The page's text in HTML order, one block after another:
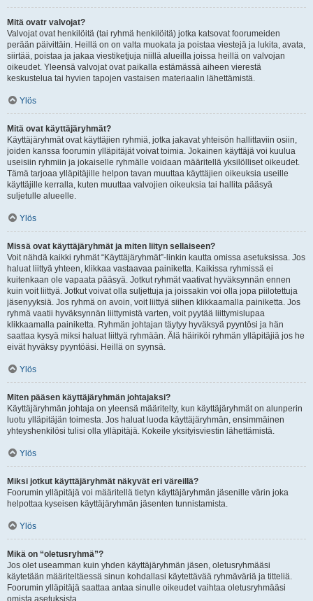
Mitä ovatr valvojat?
Valvojat ovat henkilöitä (tai ryhmä henkilöitä) jotka katsovat foorumeiden
perään päivittäin. Heillä on on valta muokata ja poistaa viestejä ja lukita, avata,
siirtää, poistaa ja jakaa viestiketjuja niillä alueilla joissa heillä on valvojan
oikeudet. Yleensä valvojat ovat paikalla estämässä aiheen vierestä
keskustelua tai hyvien tapojen vastaisen materiaalin lähettämistä.
Ylös
Mitä ovat käyttäjäryhmät?
Käyttäjäryhmät ovat käyttäjien ryhmiä, jotka jakavat yhteisön hallittaviin osiin,
joiden kanssa foorumin ylläpitäjät voivat toimia. Jokainen käyttäjä voi kuulua
useisiin ryhmiin ja jokaiselle ryhmälle voidaan määritellä yksilölliset oikeudet.
Tämä tarjoaa ylläpitäjille helpon tavan muuttaa käyttäjien oikeuksia useille
käyttäjille kerralla, kuten muuttaa valvojien oikeuksia tai hallita pääsyä
suljetulle alueelle.
Ylös
Missä ovat käyttäjäryhmät ja miten liityn sellaiseen?
Voit nähdä kaikki ryhmät “Käyttäjäryhmät”-linkin kautta omissa asetuksissa. Jos
haluat liittyä yhteen, klikkaa vastaavaa painiketta. Kaikissa ryhmissä ei
kuitenkaan ole vapaata pääsyä. Jotkut ryhmät vaativat hyväksynnän ennen
kuin voit liittyä. Jotkut voivat olla suljettuja ja joissakin voi olla jopa piilotettuja
jäsenyyksiä. Jos ryhmä on avoin, voit liittyä siihen klikkaamalla painiketta. Jos
ryhmä vaatii hyväksynnän liittymistä varten, voit pyytää liittymislupaa
klikkaamalla painiketta. Ryhmän johtajan täytyy hyväksyä pyyntösi ja hän
saattaa kysyä miksi haluat liittyä ryhmään. Älä häiriköi ryhmän ylläpitäjiä jos he
eivät hyväksy pyyntöäsi. Heillä on syynsä.
Ylös
Miten pääsen käyttäjäryhmän johtajaksi?
Käyttäjäryhmän johtaja on yleensä määritelty, kun käyttäjäryhmät on alunperin
luotu ylläpitäjän toimesta. Jos haluat luoda käyttäjäryhmän, ensimmäinen
yhteyshenkilösi tulisi olla ylläpitäjä. Kokeile yksityisviestin lähettämistä.
Ylös
Miksi jotkut käyttäjäryhmät näkyvät eri väreillä?
Foorumin ylläpitäjä voi määritellä tietyn käyttäjäryhmän jäsenille värin joka
helpottaa kyseisen käyttäjäryhmän jäsenten tunnistamista.
Ylös
Mikä on “oletusryhmä”?
Jos olet useamman kuin yhden käyttäjäryhmän jäsen, oletusryhmääsi
käytetään määriteltäessä sinun kohdallasi käytettävää ryhmäväriä ja titteliä.
Foorumin ylläpitäjä saattaa antaa sinulle oikeudet vaihtaa oletusryhmääsi
omista asetuksista.